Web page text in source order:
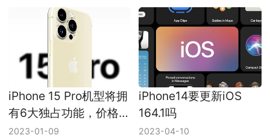
iPhone 15 Pro机型将拥
有6大独占功能，价格也
会进一步上涨
2023-01-09
iPhone14要更新iOS
164.1吗
2023-04-10